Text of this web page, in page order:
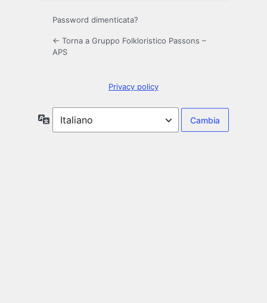
Password dimenticata?
← Torna a Gruppo Folkloristico Passons –
APS
Privacy policy
Lingua